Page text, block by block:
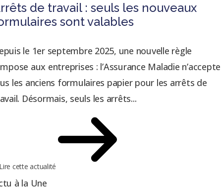
de travail : seuls les nouveaux
sont valables
le 1er septembre 2025, une nouvelle règle
aux entreprises : l’Assurance Maladie n’accepte
les anciens formulaires papier pour les arrêts de
Désormais, seuls les arrêts...
cette actualité
à la Une